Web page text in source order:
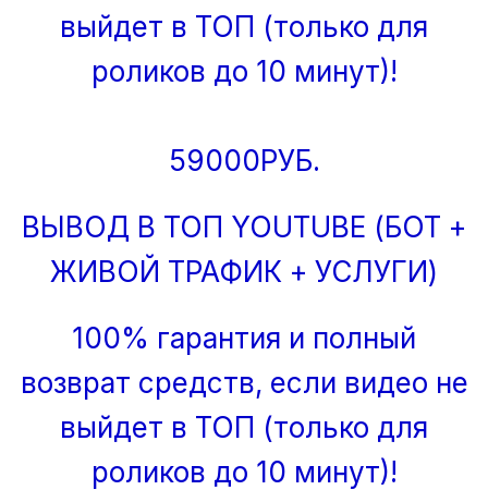
выйдет в ТОП (только для
роликов до 10 минут)!
59000РУБ.
ВЫВОД В ТОП YOUTUBE (БОТ +
ЖИВОЙ ТРАФИК + УСЛУГИ)
100% гарантия и полный
возврат средств, если видео не
выйдет в ТОП (только для
роликов до 10 минут)!